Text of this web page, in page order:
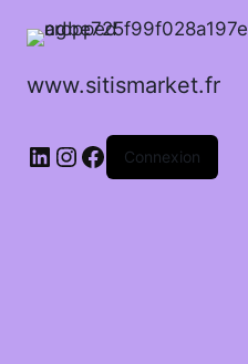
www.sitismarket.fr
LinkedIn
Instagram
Facebook
Connexion